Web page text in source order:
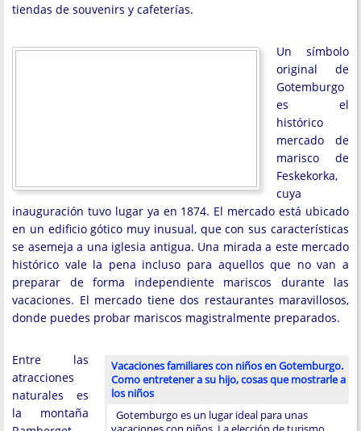
tiendas de souvenirs y cafeterías.
Un símbolo
original de
Gotemburgo
es el
histórico
mercado de
marisco de
Feskekorka,
cuya
inauguración tuvo lugar ya en 1874. El mercado está ubicado
en un edificio gótico muy inusual, que con sus características
se asemeja a una iglesia antigua. Una mirada a este mercado
histórico vale la pena incluso para aquellos que no van a
preparar de forma independiente mariscos durante las
vacaciones. El mercado tiene dos restaurantes maravillosos,
donde puedes probar mariscos magistralmente preparados.
Vacaciones familiares con niños en Gotemburgo.
Como entretener a su hijo, cosas que mostrarle a
los niños
Gotemburgo es un lugar ideal para unas
Entre las
atracciones
naturales es
la montaña